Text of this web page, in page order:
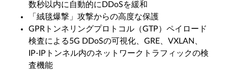
数秒以内に自動的にDDoSを緩和
「絨毯爆撃」攻撃からの高度な保護
GPRトンネリングプロトコル（GTP）ペイロード
検査による5G DDoSの可視化、GRE、VXLAN、
IP-IPトンネル内のネットワークトラフィックの検
査機能